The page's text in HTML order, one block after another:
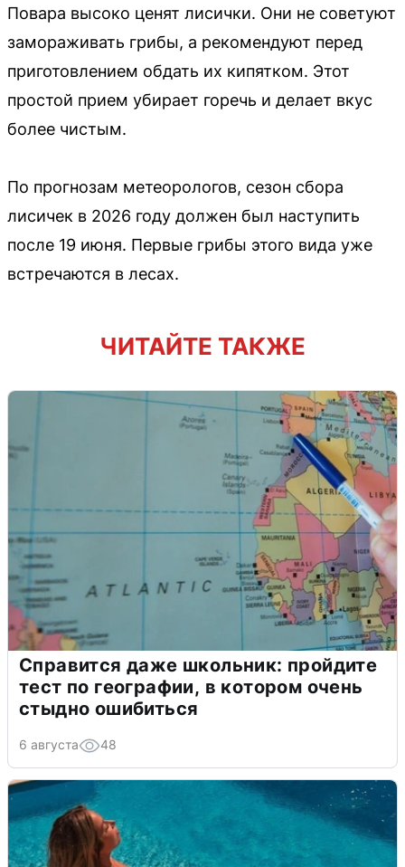
Повара высоко ценят лисички. Они не советуют
замораживать грибы, а рекомендуют перед
приготовлением обдать их кипятком. Этот
простой прием убирает горечь и делает вкус
более чистым.
По прогнозам метеорологов, сезон сбора
лисичек в 2026 году должен был наступить
после 19 июня. Первые грибы этого вида уже
встречаются в лесах.
ЧИТАЙТЕ ТАКЖЕ
Справится даже школьник: пройдите
тест по географии, в котором очень
стыдно ошибиться
6 августа 48